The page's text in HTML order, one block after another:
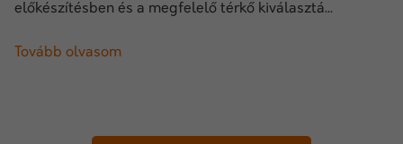
előkészítésben és a megfelelő térkő kiválasztá...
Tovább olvasom